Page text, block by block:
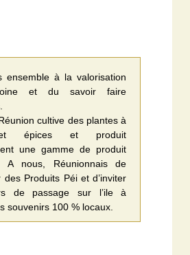
ensemble à la valorisation
et du savoir faire
cultive des plantes à
épices et produit
une gamme de produit
A nous, Réunionnais de
des Produits Péi et d’inviter
de passage sur l’ile à
souvenirs 100 % locaux.